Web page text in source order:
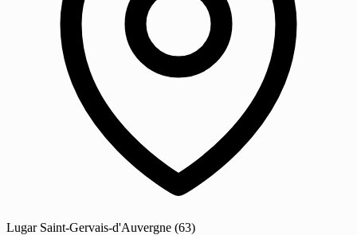
Lugar Saint-Gervais-d'Auvergne (63)